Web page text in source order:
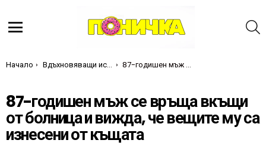
Ти си тук:
Начало Вдъхновяващи истории 87-годишен мъж се връща вкъщи от болница и вижда, че вещите му са изнесени от къщата
87-годишен мъж се връща вкъщи
от болница и вижда, че вещите му са
изнесени от къщата